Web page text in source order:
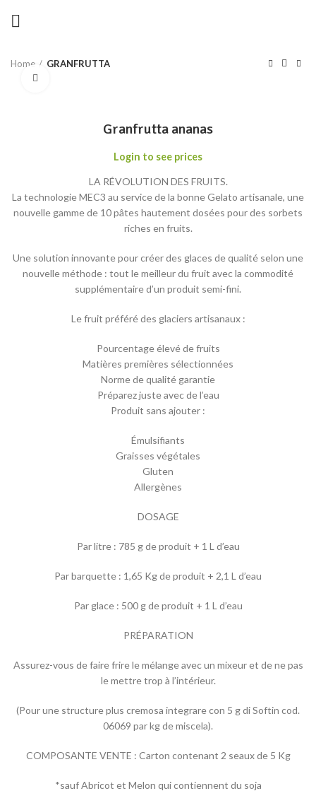
Home
GRANFRUTTA
Granfrutta ananas
Login to see prices
LA RÉVOLUTION DES FRUITS.
La technologie MEC3 au service de la bonne Gelato artisanale, une
nouvelle gamme de 10 pâtes hautement dosées pour des sorbets
riches en fruits.
Une solution innovante pour créer des glaces de qualité selon une
nouvelle méthode : tout le meilleur du fruit avec la commodité
supplémentaire d’un produit semi-fini.
Le fruit préféré des glaciers artisanaux :
Pourcentage élevé de fruits
Matières premières sélectionnées
Norme de qualité garantie
Préparez juste avec de l’eau
Produit sans ajouter :
Émulsifiants
Graisses végétales
Gluten
Allergènes
DOSAGE
Par litre : 785 g de produit + 1 L d’eau
Par barquette : 1,65 Kg de produit + 2,1 L d’eau
Par glace : 500 g de produit + 1 L d’eau
PRÉPARATION
Assurez-vous de faire frire le mélange avec un mixeur et de ne pas
le mettre trop à l’intérieur.
(Pour une structure plus cremosa integrare con 5 g di Softin cod.
06069 par kg de miscela).
COMPOSANTE VENTE : Carton contenant 2 seaux de 5 Kg
*sauf Abricot et Melon qui contiennent du soja